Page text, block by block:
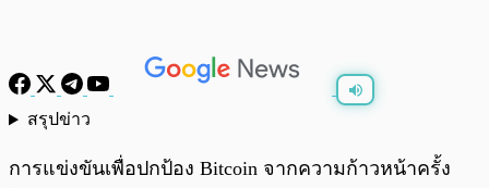
สรุปข่าว
การแข่งขันเพื่อปกป้อง Bitcoin จากความก้าวหน้าครั้ง